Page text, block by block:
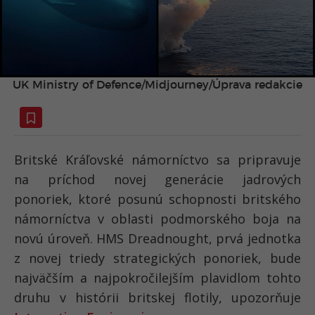
UK Ministry of Defence/Midjourney/Úprava redakcie
Britské Kráľovské námorníctvo sa pripravuje
na príchod novej generácie jadrových
ponoriek, ktoré posunú schopnosti britského
námorníctva v oblasti podmorského boja na
novú úroveň. HMS Dreadnought, prvá jednotka
z novej triedy strategických ponoriek, bude
najväčším a najpokročilejším plavidlom tohto
druhu v histórii britskej flotily, upozorňuje